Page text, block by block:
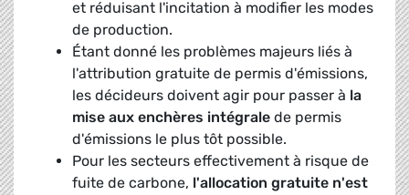
et réduisant l'incitation à modifier les modes
de production.
Étant donné les problèmes majeurs liés à
l'attribution gratuite de permis d'émissions,
les décideurs doivent agir pour passer à la
mise aux enchères intégrale de permis
d'émissions le plus tôt possible.
Pour les secteurs effectivement à risque de
fuite de carbone, l'allocation gratuite n'est